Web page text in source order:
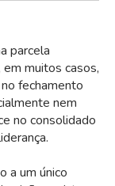
parcela
muitos casos,
fechamento
nem
no consolidado
a um único